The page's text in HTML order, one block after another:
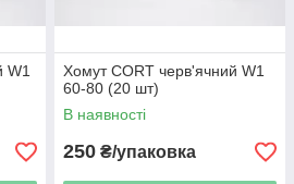
W1
Хомут CORT черв'ячний W1
60-80 (20 шт)
В наявності
250 ₴/упаковка